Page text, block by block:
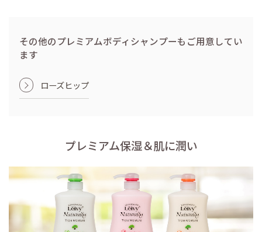
その他のプレミアムボディシャンプーもご用意してい
ます
ローズヒップ
プレミアム保湿＆肌に潤い